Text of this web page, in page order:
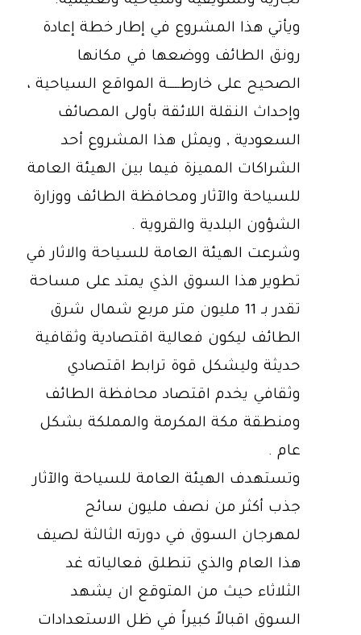
ويأتي هذا المشروع في إطار خطة إعادة
رونق الطائف ووضعها في مكانها
الصحيح على خارطـــــة المواقع السياحية ،
وإحداث النقلة اللائقة بأولى المصائف
السعودية , ويمثل هذا المشروع أحد
الشراكات المميزة فيما بين الهيئة العامة
للسياحة والآثار ومحافظة الطائف ووزارة
الشؤون البلدية والقروية .
وشرعت الهيئة العامة للسياحة والاثار في
تطوير هذا السوق الذي يمتد على مساحة
تقدر بـ 11 مليون متر مربع شمال شرق
الطائف ليكون فعالية اقتصادية وثقافية
حديثة وليشكل قوة ترابط اقتصادي
وثقافي يخدم اقتصاد محافظة الطائف
ومنطقة مكة المكرمة والمملكة بشكل
عام .
وتستهدف الهيئة العامة للسياحة والآثار
جذب أكثر من نصف مليون سائح
لمهرجان السوق في دورته الثالثة لصيف
هذا العام والذي تنطلق فعالياته غد
الثلاثاء حيث من المتوقع ان يشهد
السوق اقبالاً كبيراً في ظل الاستعدادات